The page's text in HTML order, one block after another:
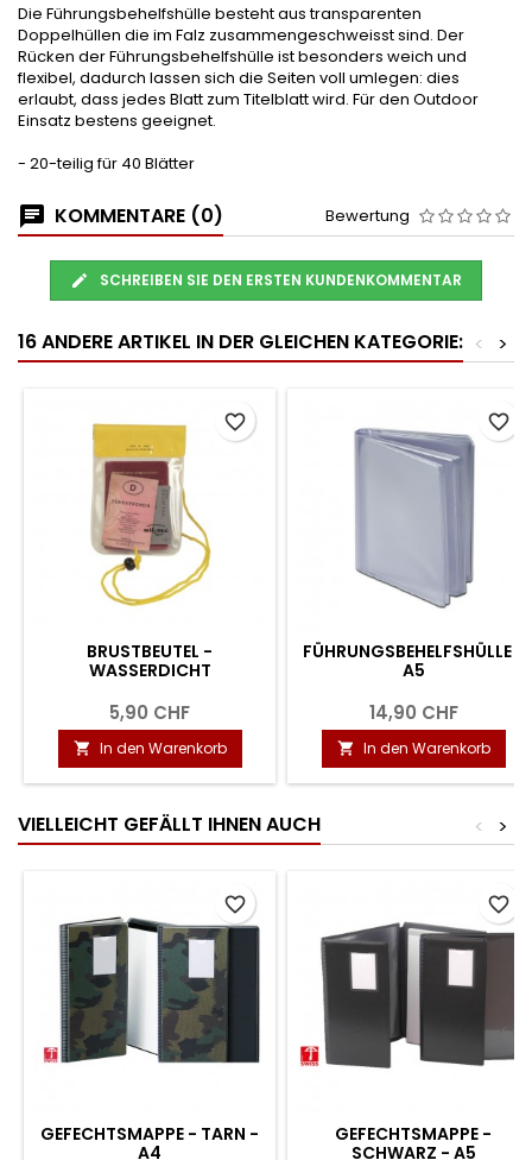
Die Führungsbehelfshülle besteht aus transparenten
Doppelhüllen die im Falz zusammengeschweisst sind. Der
Rücken der Führungsbehelfshülle ist besonders weich und
flexibel, dadurch lassen sich die Seiten voll umlegen: dies
erlaubt, dass jedes Blatt zum Titelblatt wird. Für den Outdoor
Einsatz bestens geeignet.
- 20-teilig für 40 Blätter
KOMMENTARE (0) Bewertung
SCHREIBEN SIE DEN ERSTEN KUNDENKOMMENTAR
16 ANDERE ARTIKEL IN DER GLEICHEN KATEGORIE: >
<
BRUSTBEUTEL -
WASSERDICHT
5,90 CHF
 In den Warenkorb
favorite_border
FÜHRUNGSBEHELFSHÜLLE -
A5
14,90 CHF
 In den Warenkorb
favorite_border
VIELLEICHT GEFÄLLT IHNEN AUCH >
<
GEFECHTSMAPPE - TARN -
A4
favorite_border
GEFECHTSMAPPE -
SCHWARZ - A5
favorite_border